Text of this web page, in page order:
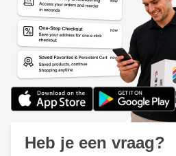
Heb je een vraag?